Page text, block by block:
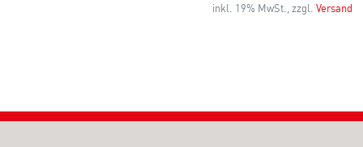
inkl. 19% MwSt., zzgl. Versand